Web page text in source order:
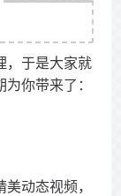
，于是大家就
你带来了：
动态视频，